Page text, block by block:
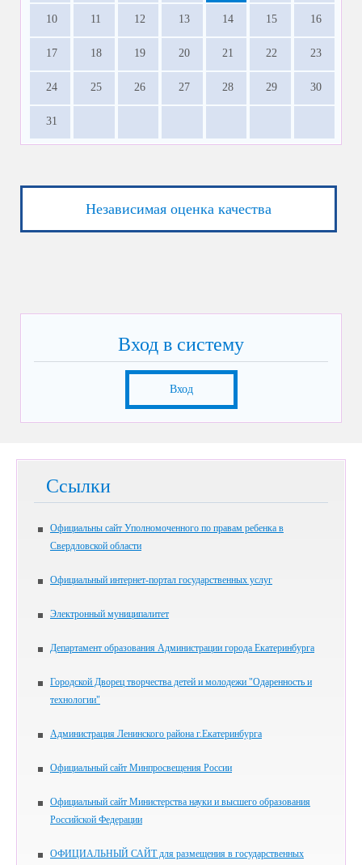
10 11 12 13 14 15 16
17 18 19 20 21 22 23
24 25 26 27 28 29 30
31
Независимая оценка качества
Вход в систему
Вход
Ссылки
Официальны сайт Уполномоченного по правам ребенка в
Свердловской области
Официальный интернет-портал государственных услуг
Электронный муниципалитет
Департамент образования Администрации города Екатеринбурга
Городской Дворец творчества детей и молодежи "Одаренность и
технологии"
Администрация Ленинского района г.Екатеринбурга
Официальный сайт Минпросвещения России
Официальный сайт Министерства науки и высшего образования
Российской Федерации
ОФИЦИАЛЬНЫЙ САЙТ для размещения в государственных